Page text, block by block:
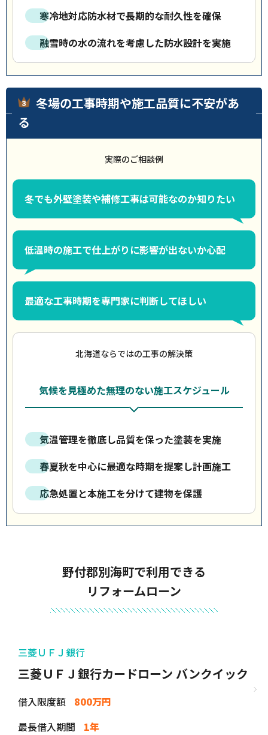
寒冷地対応防水材で長期的な耐久性を確保
融雪時の水の流れを考慮した防水設計を実施
冬場の工事時期や施工品質に不安があ
る
実際のご相談例
冬でも外壁塗装や補修工事は可能なのか知りたい
低温時の施工で仕上がりに影響が出ないか心配
最適な工事時期を専門家に判断してほしい
北海道ならではの工事の解決策
気候を見極めた無理のない施工スケジュール
気温管理を徹底し品質を保った塗装を実施
春夏秋を中心に最適な時期を提案し計画施工
応急処置と本施工を分けて建物を保護
野付郡別海町で利用できる
リフォームローン
三菱ＵＦＪ銀行
三菱ＵＦＪ銀行カードローン バンクイック
借入限度額
800万円
最長借入期間
1年